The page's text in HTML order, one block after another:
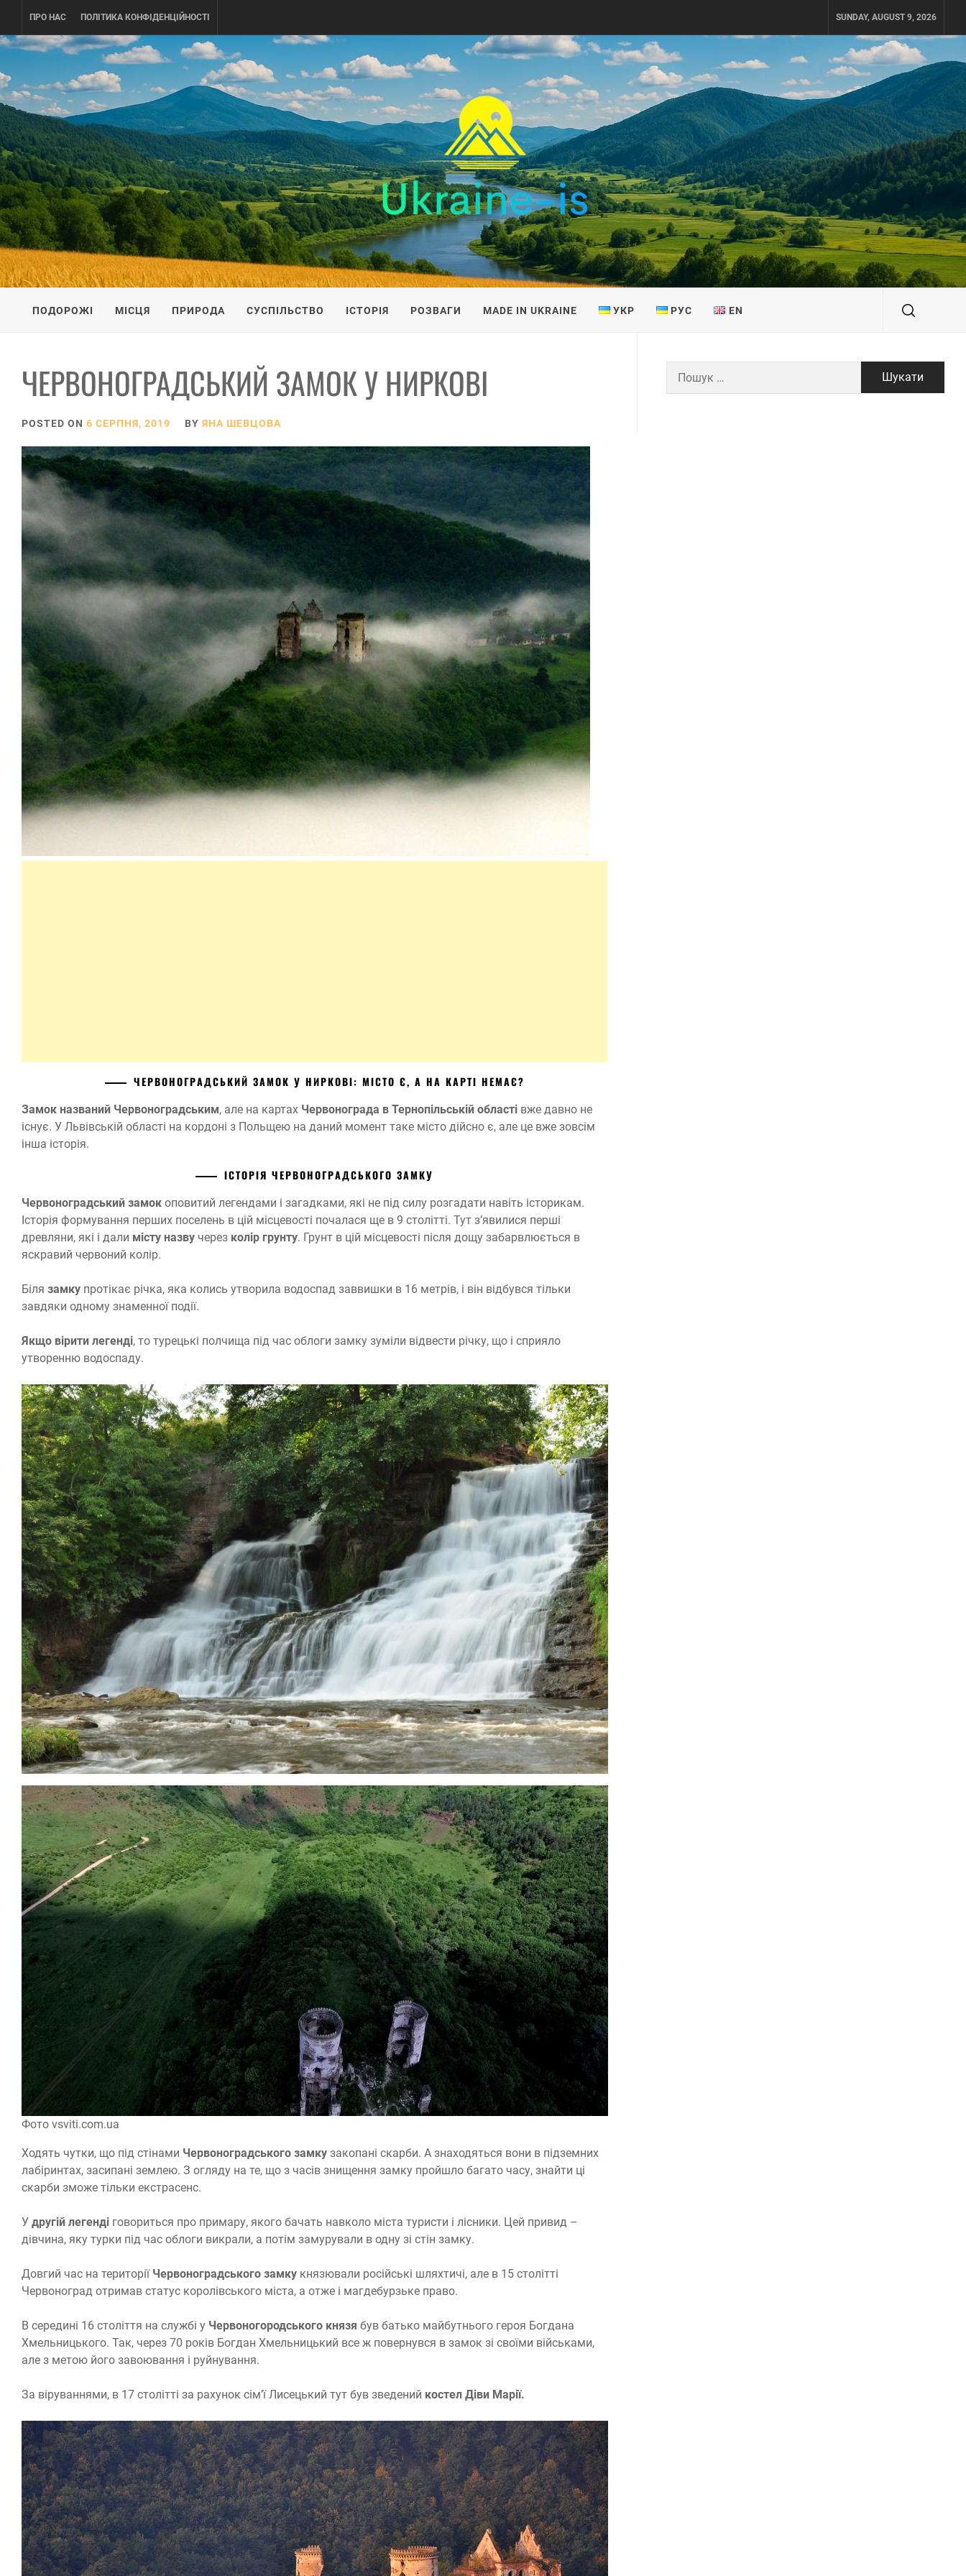
content
ПРО НАС ПОЛІТИКА КОНФІДЕНЦІЙНОСТІ SUNDAY, AUGUST 9, 2026
UKRAINE-IS
ПОДОРОЖI ПО УКРАЇНІ
ПОДОРОЖІ МІСЦЯ ПРИРОДА СУСПІЛЬСТВО ІСТОРІЯ РОЗВАГИ MADE IN UKRAINE УКР РУС EN
ЧЕРВОНОГРАДСЬКИЙ ЗАМОК У НИРКОВІ
POSTED ON 6 СЕРПНЯ, 2019 BY ЯНА ШЕВЦОВА
ЧЕРВОНОГРАДСЬКИЙ ЗАМОК У НИРКОВІ: МІСТО Є, А НА КАРТІ НЕМАЄ?
Замок названий Червоноградським, але на картах Червонограда в Тернопільській області вже давно не
існує. У Львівській області на кордоні з Польщею на даний момент таке місто дійсно є, але це вже зовсім
інша історія.
ІСТОРІЯ ЧЕРВОНОГРАДСЬКОГО ЗАМКУ
Червоноградський замок оповитий легендами і загадками, які не під силу розгадати навіть історикам.
Історія формування перших поселень в цій місцевості почалася ще в 9 столітті. Тут з’явилися перші
древляни, які і дали місту назву через колір грунту. Грунт в цій місцевості після дощу забарвлюється в
яскравий червоний колір.
Біля замку протікає річка, яка колись утворила водоспад заввишки в 16 метрів, і він відбувся тільки
завдяки одному знаменної події.
Якщо вірити легенді, то турецькі полчища під час облоги замку зуміли відвести річку, що і сприяло
утворенню водоспаду.
Фото vsviti.com.ua
Ходять чутки, що під стінами Червоноградського замку закопані скарби. А знаходяться вони в підземних
лабіринтах, засипані землею. З огляду на те, що з часів знищення замку пройшло багато часу, знайти ці
скарби зможе тільки екстрасенс.
У другій легенді говориться про примару, якого бачать навколо міста туристи і лісники. Цей привид –
дівчина, яку турки під час облоги викрали, а потім замурували в одну зі стін замку.
Довгий час на території Червоноградського замку князювали російські шляхтичі, але в 15 столітті
Червоноград отримав статус королівського міста, а отже і магдебурзьке право.
В середині 16 століття на службі у Червоногородського князя був батько майбутнього героя Богдана
Хмельницького. Так, через 70 років Богдан Хмельницький все ж повернувся в замок зі своїми військами,
але з метою його завоювання і руйнування.
За віруваннями, в 17 столітті за рахунок сім’ї Лисецький тут був зведений костел Діви Марії.